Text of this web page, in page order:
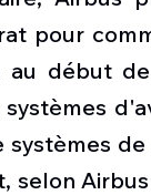
pour
début
systèmes
selon